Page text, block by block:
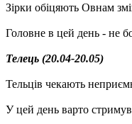
Зірки обіцяють Овнам
Головне в цей день - не
Телець (20.04-20.05)
Тельців чекають
У цей день варто